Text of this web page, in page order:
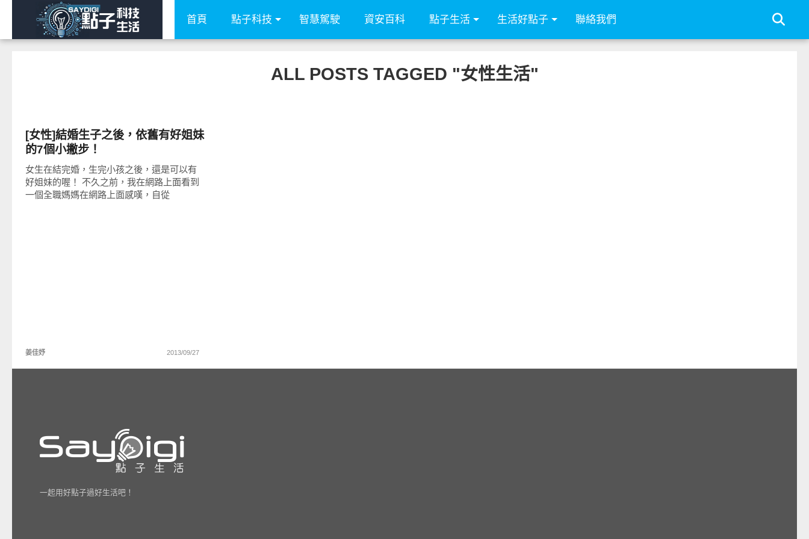
首頁 點子科技 智慧駕駛 資安百科 點子生活 生活好點子 聯絡我們
ALL POSTS TAGGED "女性生活"
[女性]結婚生子之後，依舊有好姐妹
的7個小撇步！
女生在結完婚，生完小孩之後，還是可以有
好姐妹的喔！ 不久之前，我在網路上面看到
一個全職媽媽在網路上面感嘆，自從
姜佳妤 2013/09/27
一起用好點子過好生活吧！